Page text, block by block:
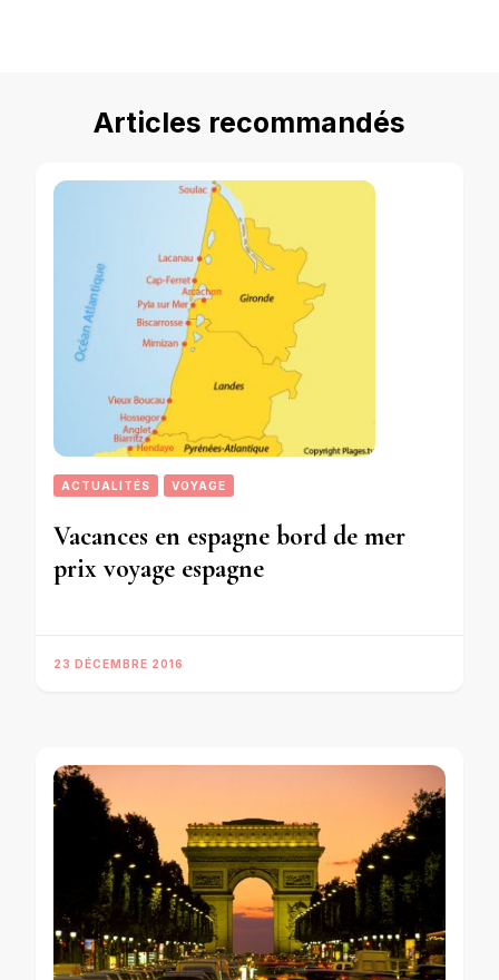
Articles recommandés
ACTUALITÉS VOYAGE
Vacances en espagne bord de mer
prix voyage espagne
23 DÉCEMBRE 2016